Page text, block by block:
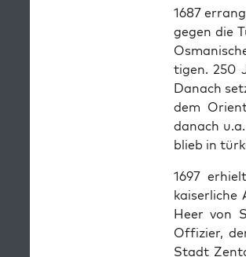
1687
gegen die
ti­gen. 250
Danach
dem
danach
blieb in
1697
kaiser­liche
Heer von
Offizier,
Stadt